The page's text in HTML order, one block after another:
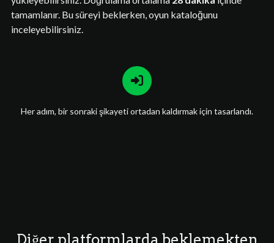
tamamlanır. Bu süreyi beklerken, oyun kataloğunu
inceleyebilirsiniz.
Her adım, bir sonraki şikayeti ortadan kaldırmak için tasarlandı.
Diğer platformlarda beklemekten